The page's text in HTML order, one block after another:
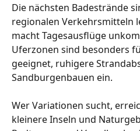
Die nächsten Badestrände
regionalen Verkehrsmitteln
macht Tagesausflüge
Uferzonen sind besonders
geeignet, ruhigere
Sandburgenbauen ein.
Wer Variationen sucht,
kleinere Inseln und